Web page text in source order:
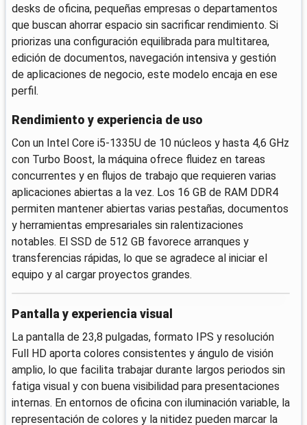
desks de oficina, pequeñas empresas o departamentos
que buscan ahorrar espacio sin sacrificar rendimiento. Si
priorizas una configuración equilibrada para multitarea,
edición de documentos, navegación intensiva y gestión
de aplicaciones de negocio, este modelo encaja en ese
perfil.
Rendimiento y experiencia de uso
Con un Intel Core i5-1335U de 10 núcleos y hasta 4,6 GHz
con Turbo Boost, la máquina ofrece fluidez en tareas
concurrentes y en flujos de trabajo que requieren varias
aplicaciones abiertas a la vez. Los 16 GB de RAM DDR4
permiten mantener abiertas varias pestañas, documentos
y herramientas empresariales sin ralentizaciones
notables. El SSD de 512 GB favorece arranques y
transferencias rápidas, lo que se agradece al iniciar el
equipo y al cargar proyectos grandes.
Pantalla y experiencia visual
La pantalla de 23,8 pulgadas, formato IPS y resolución
Full HD aporta colores consistentes y ángulo de visión
amplio, lo que facilita trabajar durante largos periodos sin
fatiga visual y con buena visibilidad para presentaciones
internas. En entornos de oficina con iluminación variable, la
representación de colores y la nitidez pueden marcar la